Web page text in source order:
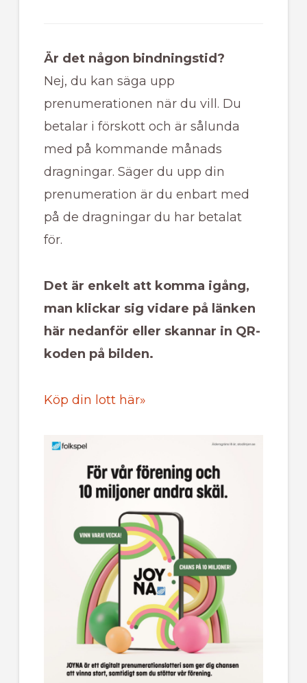
Är det någon bindningstid?
Nej, du kan säga upp
prenumerationen när du vill. Du
betalar i förskott och är sålunda
med på kommande månads
dragningar. Säger du upp din
prenumeration är du enbart med
på de dragningar du har betalat
för.
Det är enkelt att komma igång,
man klickar sig vidare på länken
här nedanför eller skannar in QR-
koden på bilden.
Köp din lott här»